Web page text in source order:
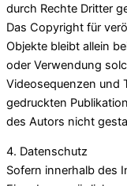
durch Rechte Dritter
Das Copyright für
Objekte bleibt allein
oder Verwendung
Videosequenzen und
gedruckten
des Autors nicht
4. Datenschutz
Sofern innerhalb des